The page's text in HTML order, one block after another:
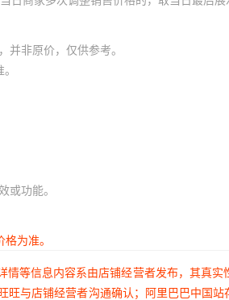
非原价，仅供参考。
或功能。
为准。
等信息内容系由店铺经营者发布，其真
与店铺经营者沟通确认；阿里巴巴中国